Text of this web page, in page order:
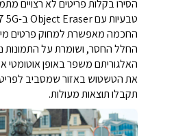
הסירו בקלות פריטים לא רצויים
החכמה מאפשרת למחוק פרטים
החלל החסר, ושומרת על התמונות
האלגוריתם משפר באופן אוטומטי
את הטשטוש באזור שמסביב
תקבלו תוצאות מעולות.